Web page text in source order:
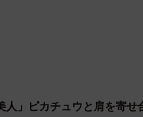
人」ピカチュウと肩を寄せ